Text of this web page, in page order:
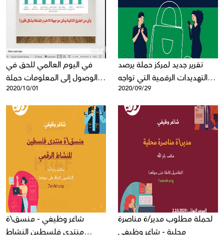
في اليوم العالمي للحق في
الوصول إلى المعلومات حملة
يعقد حوارية رقمية لمناقشة
بحث الأخبار المضللة في
فلسطين
2020/10/01
تقرير جديد لمركز حملة يرصد
التهديدات الرقمية التي تواجه
2020/09/29
شاغر وظيفي - منسق\ة
منتدى فلسطين النشاط
لحملة مطلوب مدير/ة مناصرة
محلية - شاغر وظيفي